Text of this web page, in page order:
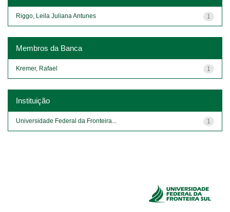
1
Riggo, Leila Juliana Antunes
Membros da Banca
1
Kremer, Rafael
Instituição
1
Universidade Federal da Fronteira...